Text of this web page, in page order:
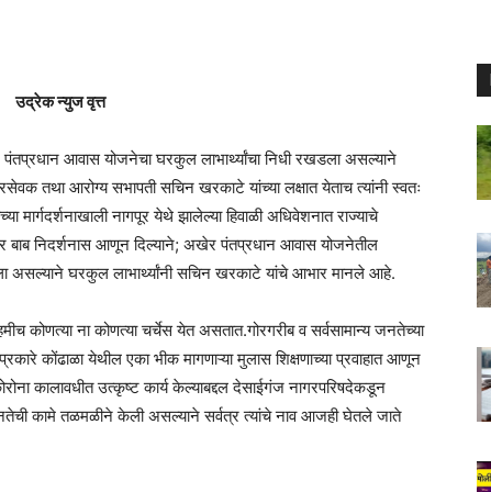
उद्रेक न्युज वृत्त
पंतप्रधान आवास योजनेचा घरकुल लाभार्थ्यांचा निधी रखडला असल्याने
तथा आरोग्य सभापती सचिन खरकाटे यांच्या लक्षात येताच त्यांनी स्वतः
मार्गदर्शनाखाली नागपूर येथे झालेल्या हिवाळी अधिवेशनात राज्याचे
निदर्शनास आणून दिल्याने; अखेर पंतप्रधान आवास योजनेतील
असल्याने घरकुल लाभार्थ्यांनी सचिन खरकाटे यांचे आभार मानले आहे.
ना कोणत्या चर्चेस येत असतात.गोरगरीब व सर्वसामान्य जनतेच्या
कोंढाळा येथील एका भीक मागणाऱ्या मुलास शिक्षणाच्या प्रवाहात आणून
कालावधीत उत्कृष्ट कार्य केल्याबद्दल देसाईगंज नागरपरिषदेकडून
कामे तळमळीने केली असल्याने सर्वत्र त्यांचे नाव आजही घेतले जाते